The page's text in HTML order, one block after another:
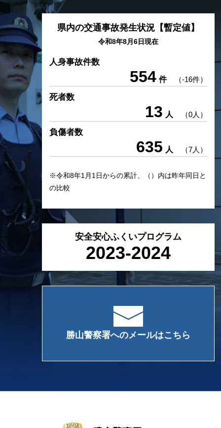
9
県内の交通事故発生状況【暫定値】
令和8年8月6日現在
人身事故件数
554 件 （-16件）
死者数
13 人 （0人）
負傷者数
635 人 （7人）
※令和8年1月1日からの累計、（）内は昨年同日と
の比較
安全安心ふくいプログラム
2023-2024
勝山警察署へのメールはこちら